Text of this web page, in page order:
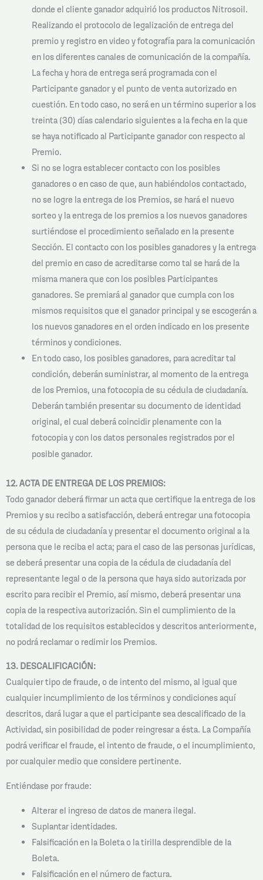
donde el cliente ganador adquirió los productos Nitrosoil.
Realizando el protocolo de legalización de entrega del
premio y registro en video y fotografía para la comunicación
en los diferentes canales de comunicación de la compañía.
La fecha y hora de entrega será programada con el
Participante ganador y el punto de venta autorizado en
cuestión. En todo caso, no será en un término superior a los
treinta (30) días calendario siguientes a la fecha en la que
se haya notificado al Participante ganador con respecto al
Premio.
Si no se logra establecer contacto con los posibles
ganadores o en caso de que, aun habiéndolos contactado,
no se logre la entrega de los Premios, se hará el nuevo
sorteo y la entrega de los premios a los nuevos ganadores
surtiéndose el procedimiento señalado en la presente
Sección. El contacto con los posibles ganadores y la entrega
del premio en caso de acreditarse como tal se hará de la
misma manera que con los posibles Participantes
ganadores. Se premiará al ganador que cumpla con los
mismos requisitos que el ganador principal y se escogerán a
los nuevos ganadores en el orden indicado en los presente
términos y condiciones.
En todo caso, los posibles ganadores, para acreditar tal
condición, deberán suministrar, al momento de la entrega
de los Premios, una fotocopia de su cédula de ciudadanía.
Deberán también presentar su documento de identidad
original, el cual deberá coincidir plenamente con la
fotocopia y con los datos personales registrados por el
posible ganador.
12. ACTA DE ENTREGA DE LOS PREMIOS:
Todo ganador deberá firmar un acta que certifique la entrega de los
Premios y su recibo a satisfacción, deberá entregar una fotocopia
de su cédula de ciudadanía y presentar el documento original a la
persona que le reciba el acta; para el caso de las personas jurídicas,
se deberá presentar una copia de la cédula de ciudadanía del
representante legal o de la persona que haya sido autorizada por
escrito para recibir el Premio, así mismo, deberá presentar una
copia de la respectiva autorización. Sin el cumplimiento de la
totalidad de los requisitos establecidos y descritos anteriormente,
no podrá reclamar o redimir los Premios.
13. DESCALIFICACIÓN:
Cualquier tipo de fraude, o de intento del mismo, al igual que
cualquier incumplimiento de los términos y condiciones aquí
descritos, dará lugar a que el participante sea descalificado de la
Actividad, sin posibilidad de poder reingresar a ésta. La Compañía
podrá verificar el fraude, el intento de fraude, o el incumplimiento,
por cualquier medio que considere pertinente.
Entiéndase por fraude:
Alterar el ingreso de datos de manera ilegal.
Suplantar identidades.
Falsificación en la Boleta o la tirilla desprendible de la
Boleta.
Falsificación en el número de factura.